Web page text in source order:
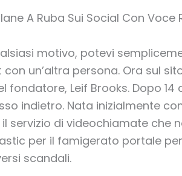
A Ruba Sui Social Con Voce
motivo, potevi
un’altra persona. Ora sul
Leif Brooks. Dopo 14
indietro. Nata inizialmente
servizio di videochiamate che
per il famigerato portale
scandali.